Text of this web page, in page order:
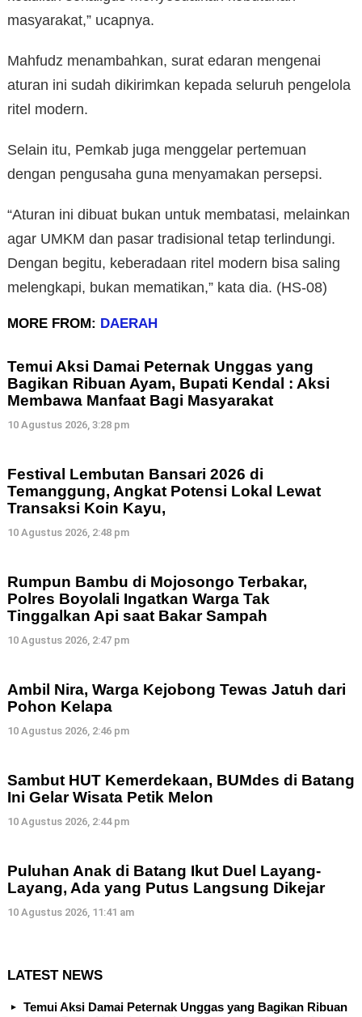
masyarakat,” ucapnya.
Mahfudz menambahkan, surat edaran mengenai
aturan ini sudah dikirimkan kepada seluruh pengelola
ritel modern.
Selain itu, Pemkab juga menggelar pertemuan
dengan pengusaha guna menyamakan persepsi.
“Aturan ini dibuat bukan untuk membatasi, melainkan
agar UMKM dan pasar tradisional tetap terlindungi.
Dengan begitu, keberadaan ritel modern bisa saling
melengkapi, bukan mematikan,” kata dia. (HS-08)
MORE FROM: DAERAH
Temui Aksi Damai Peternak Unggas yang
Bagikan Ribuan Ayam, Bupati Kendal : Aksi
Membawa Manfaat Bagi Masyarakat
10 Agustus 2026, 3:28 pm
Festival Lembutan Bansari 2026 di
Temanggung, Angkat Potensi Lokal Lewat
Transaksi Koin Kayu,
10 Agustus 2026, 2:48 pm
Rumpun Bambu di Mojosongo Terbakar,
Polres Boyolali Ingatkan Warga Tak
Tinggalkan Api saat Bakar Sampah
10 Agustus 2026, 2:47 pm
Ambil Nira, Warga Kejobong Tewas Jatuh dari
Pohon Kelapa
10 Agustus 2026, 2:46 pm
Sambut HUT Kemerdekaan, BUMdes di Batang
Ini Gelar Wisata Petik Melon
10 Agustus 2026, 2:44 pm
Puluhan Anak di Batang Ikut Duel Layang-
Layang, Ada yang Putus Langsung Dikejar
10 Agustus 2026, 11:41 am
LATEST NEWS
Temui Aksi Damai Peternak Unggas yang Bagikan Ribuan